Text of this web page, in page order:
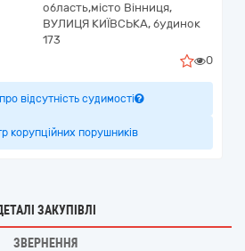
область,місто Вінниця,
ВУЛИЦЯ КИЇВСЬКА, будинок
173
0
відсутність судимості
корупційних порушників
ЗАКУПІВЛІ
ЗВЕРНЕННЯ